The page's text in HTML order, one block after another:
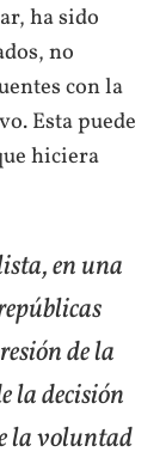
ha sido
no
con la
Esta puede
hiciera
en una
de la
la decisión
la voluntad